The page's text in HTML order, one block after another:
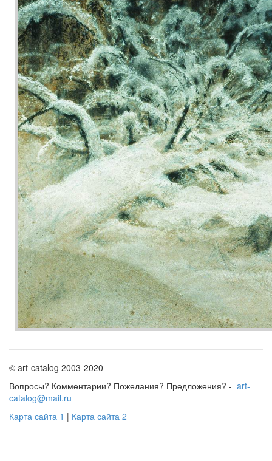
© art-catalog 2003-2020
Вопросы? Комментарии? Пожелания? Предложения? - art-
catalog@mail.ru
Карта сайта 1 | Карта сайта 2